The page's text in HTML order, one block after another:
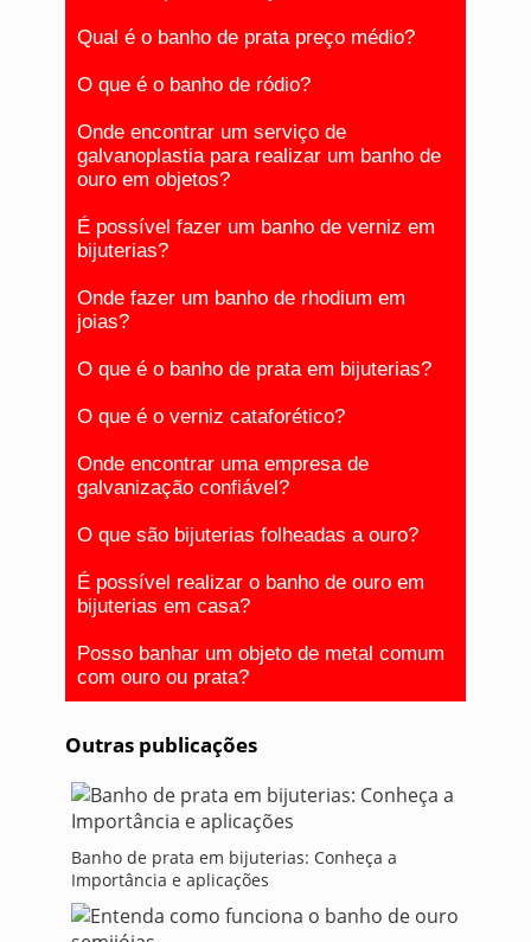
Qual é o banho de prata preço médio?
O que é o banho de ródio?
Onde encontrar um serviço de
galvanoplastia para realizar um banho de
ouro em objetos?
É possível fazer um banho de verniz em
bijuterias?
Onde fazer um banho de rhodium em
joias?
O que é o banho de prata em bijuterias?
O que é o verniz cataforético?
Onde encontrar uma empresa de
galvanização confiável?
O que são bijuterias folheadas a ouro?
É possível realizar o banho de ouro em
bijuterias em casa?
Posso banhar um objeto de metal comum
com ouro ou prata?
Outras publicações
Banho de prata em bijuterias: Conheça a
Importância e aplicações